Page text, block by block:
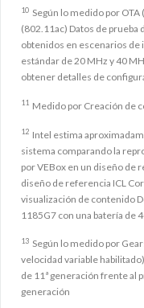
10 Según lo medido por
(802.11ac) Datos de prueba
obtenidos en escenarios
estándar de 20 MHz y 40
obtener detalles de
11 Medido por Creación de
12 Intel estima
sistema comparando la
por VEBox en un diseño de
diseño de referencia ICL
visualización de contenido
1185G7 con una batería de
13 Según lo medido por
velocidad variable
de 11ª generación frente al
generación